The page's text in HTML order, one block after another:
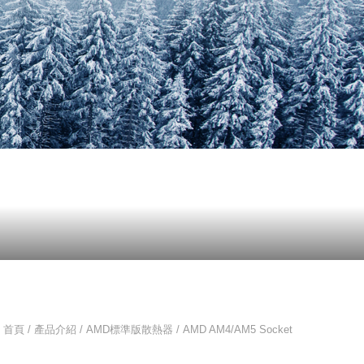
首頁 / 產品介紹 / AMD標準版散熱器 / AMD AM4/AM5 Socket